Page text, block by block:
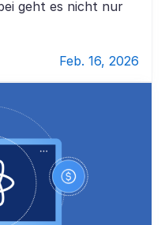
geht es nicht nur
Feb. 16, 2026